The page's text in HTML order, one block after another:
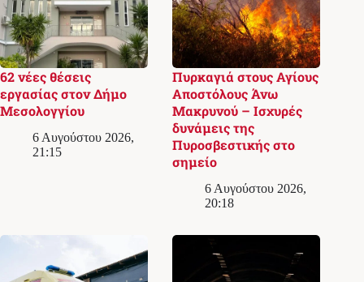
62 νέες θέσεις
εργασίας στον Δήμο
Μεσολογγίου
6 Αυγούστου 2026,
21:15
Πυρκαγιά στους Αγίους
Αποστόλους Άνω
Μακρυνού – Ισχυρές
δυνάμεις της
Πυροσβεστικής στο
σημείο
6 Αυγούστου 2026,
20:18